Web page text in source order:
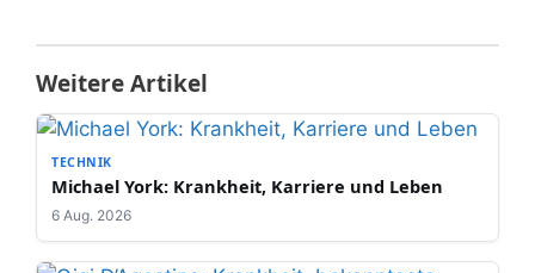
Weitere Artikel
TECHNIK
Michael York: Krankheit, Karriere und Leben
6 Aug. 2026